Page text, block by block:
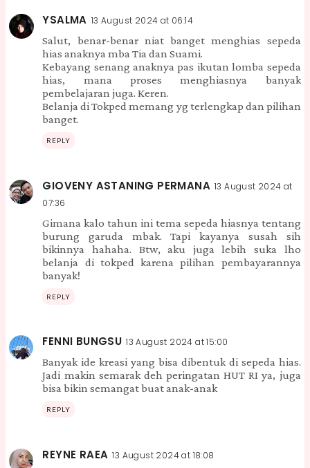
YSALMA 13 August 2024 at 06:14
Salut, benar-benar niat banget menghias sepeda
hias anaknya mba Tia dan Suami.
Kebayang senang anaknya pas ikutan lomba sepeda
hias, mana proses menghiasnya banyak
pembelajaran juga. Keren.
Belanja di Tokped memang yg terlengkap dan pilihan
banget.
REPLY
GIOVENY ASTANING PERMANA 13 August 2024 at
07:36
Gimana kalo tahun ini tema sepeda hiasnya tentang
burung garuda mbak. Tapi kayanya susah sih
bikinnya hahaha. Btw, aku juga lebih suka lho
belanja di tokped karena pilihan pembayarannya
banyak!
REPLY
FENNI BUNGSU 13 August 2024 at 15:00
Banyak ide kreasi yang bisa dibentuk di sepeda hias.
Jadi makin semarak deh peringatan HUT RI ya, juga
bisa bikin semangat buat anak-anak
REPLY
REYNE RAEA 13 August 2024 at 18:08